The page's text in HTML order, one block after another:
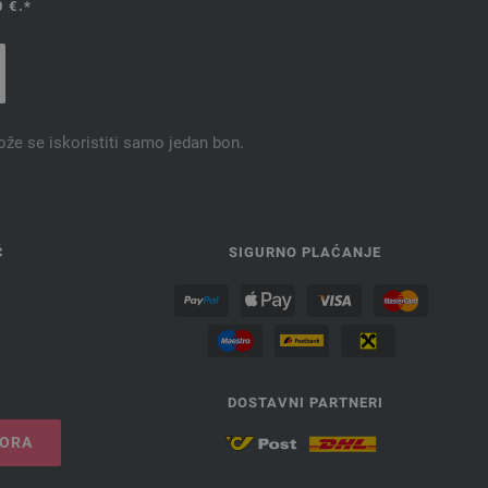
€.*
se iskoristiti samo jedan bon.
SIGURNO PLAĆANJE
DOSTAVNI PARTNERI